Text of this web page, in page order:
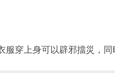
服穿上身可以辟邪擋災，同